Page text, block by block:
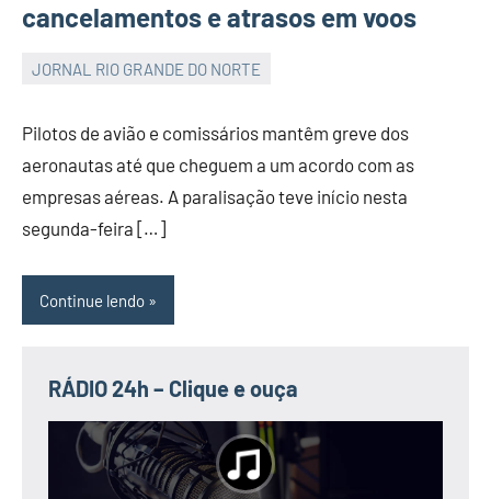
cancelamentos e atrasos em voos
JORNAL RIO GRANDE DO NORTE
GRANDE
DO
NORTE
Pilotos de avião e comissários mantêm greve dos
aeronautas até que cheguem a um acordo com as
empresas aéreas. A paralisação teve início nesta
segunda-feira […]
Continue lendo
RÁDIO 24h – Clique e ouça